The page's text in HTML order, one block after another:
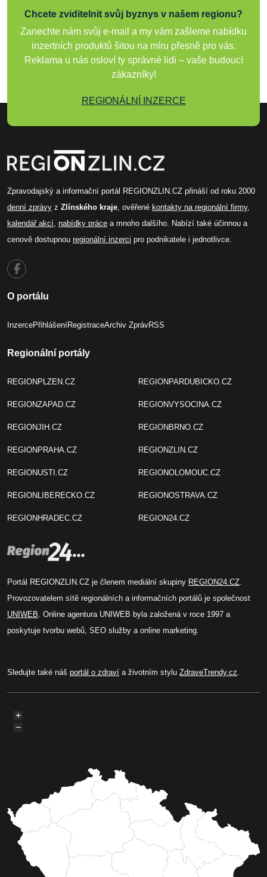
Chcete zviditelnit svůj byznys v našem regionu?
Zanechte nám svůj e-mail a my vám zašleme nabídku
inzertních produktů šitou na míru přesně pro vás.
Reklama u nás osloví ty správné lidi – vaše budoucí
zákazníky!
REGIONÁLNÍ INZERCE
Zpravodajský a informační portál REGIONZLIN.CZ přináší od roku 2000
denní zprávy z Zlínského kraje, ověřené kontakty na regionální firmy,
kalendář akcí, nabídky práce a mnoho dalšího. Nabízí také účinnou a
cenově dostupnou regionální inzerci pro podnikatele i jednotlivce.
O portálu
InzercePřihlášeníRegistraceArchiv ZprávRSS
Regionální portály
REGIONPLZEN.CZ
REGIONZAPAD.CZ
REGIONJIH.CZ
REGIONPRAHA.CZ
REGIONUSTI.CZ
REGIONLIBERECKO.CZ
REGIONHRADEC.CZ
REGIONPARDUBICKO.CZ
REGIONVYSOCINA.CZ
REGIONBRNO.CZ
REGIONZLIN.CZ
REGIONOLOMOUC.CZ
REGIONOSTRAVA.CZ
REGION24.CZ
Portál REGIONZLIN.CZ je členem mediální skupiny REGION24.CZ.
Provozovatelem sítě regionálních a informačních portálů je společnost
UNIWEB. Online agentura UNIWEB byla založená v roce 1997 a
poskytuje tvorbu webů, SEO služby a online marketing.
Sledujte také náš portál o zdraví a životním stylu ZdraveTrendy.cz.
+
−